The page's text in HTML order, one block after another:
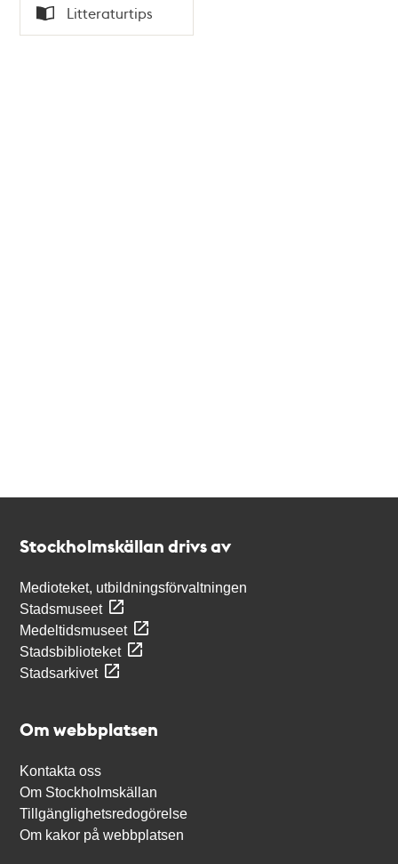
Tid
Typ
Litteraturtips
Stockholmskällan drivs av
Medioteket, utbildningsförvaltningen
Stadsmuseet
Medeltidsmuseet
Stadsbiblioteket
Stadsarkivet
Om webbplatsen
Kontakta oss
Om Stockholmskällan
Tillgänglighetsredogörelse
Om kakor på webbplatsen